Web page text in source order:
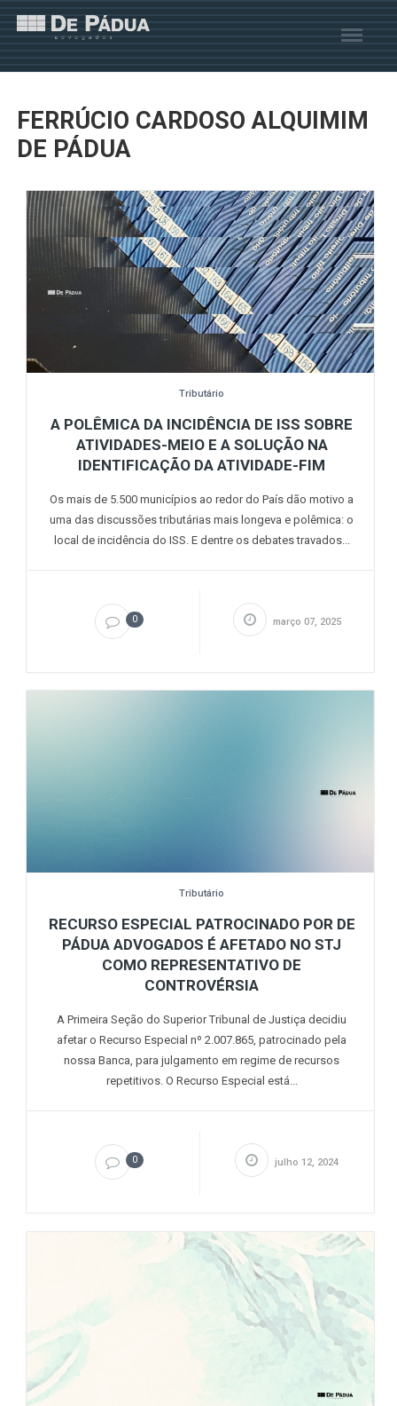
FERRÚCIO CARDOSO ALQUIMIM
DE PÁDUA
Tributário
A POLÊMICA DA INCIDÊNCIA DE ISS SOBRE
ATIVIDADES-MEIO E A SOLUÇÃO NA
IDENTIFICAÇÃO DA ATIVIDADE-FIM
Os mais de 5.500 municípios ao redor do País dão motivo a
uma das discussões tributárias mais longeva e polêmica: o
local de incidência do ISS. E dentre os debates travados...
0 março 07, 2025
Tributário
RECURSO ESPECIAL PATROCINADO POR DE
PÁDUA ADVOGADOS É AFETADO NO STJ
COMO REPRESENTATIVO DE
CONTROVÉRSIA
A Primeira Seção do Superior Tribunal de Justiça decidiu
afetar o Recurso Especial nº 2.007.865, patrocinado pela
nossa Banca, para julgamento em regime de recursos
repetitivos. O Recurso Especial está...
0 julho 12, 2024